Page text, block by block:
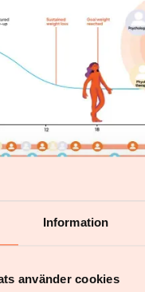
Information
använder cookies
Veröffentlichungen
– Moderne
Versorgungsmodell.
Analyse
Patienten Werkzeuge